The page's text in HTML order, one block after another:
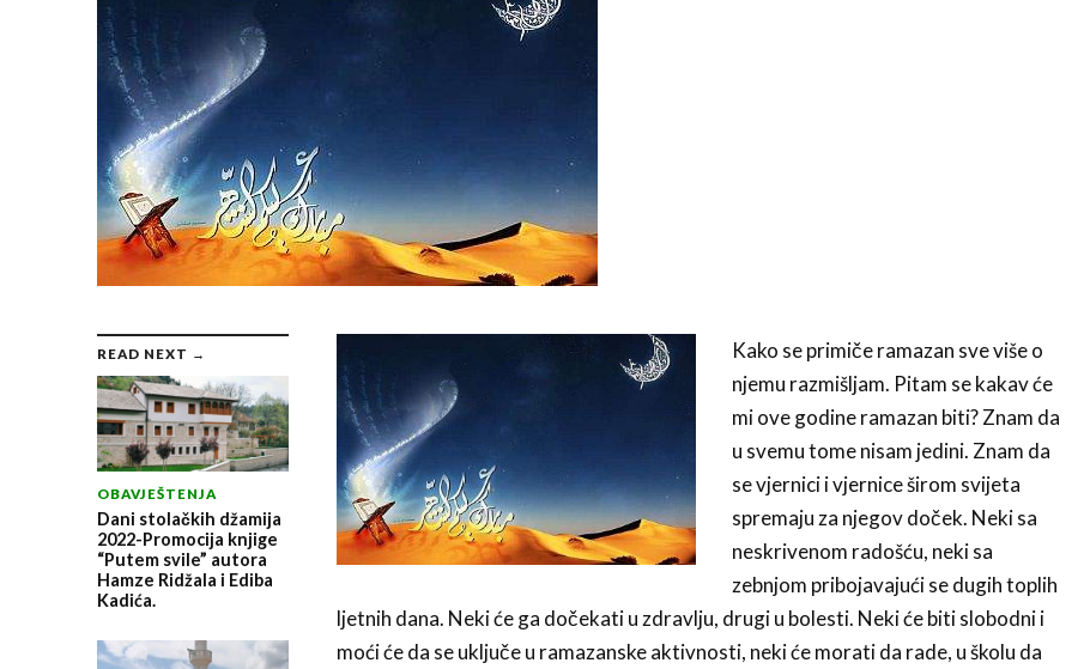
READ NEXT →
OBAVJEŠTENJA
Dani stolačkih džamija
2022-Promocija knjige
“Putem svile” autora
Hamze Ridžala i Ediba
Kadića.
Kako se primiče ramazan sve više o
njemu razmišljam. Pitam se kakav će
mi ove godine ramazan biti? Znam da
u svemu tome nisam jedini. Znam da
se vjernici i vjernice širom svijeta
spremaju za njegov doček. Neki sa
neskrivenom radošću, neki sa
zebnjom pribojavajući se dugih toplih
ljetnih dana. Neki će ga dočekati u zdravlju, drugi u bolesti. Neki će biti slobodni i
moći će da se uključe u ramazanske aktivnosti, neki će morati da rade, u školu da